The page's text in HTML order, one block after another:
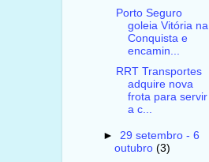
Porto Seguro
goleia Vitória na
Conquista e
encamin...
RRT Transportes
adquire nova
frota para servir
a c...
► 29 setembro - 6
outubro (3)